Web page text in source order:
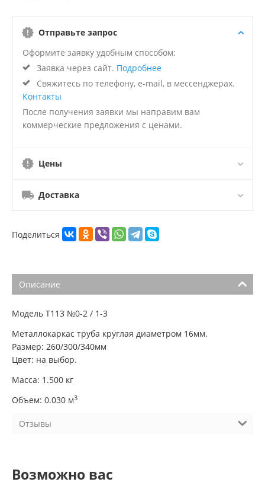
Отправьте запрос
Оформите заявку удобным способом:
Заявка через сайт. Подробнее
Свяжитесь по телефону, e-mail, в мессенджерах.
Контакты
После получения заявки мы направим вам
коммерческие предложения с ценами.
Цены
Доставка
Поделиться
Описание
Модель Т113 №0-2 / 1-3
Металлокаркас труба круглая диаметром 16мм.
Размер: 260/300/340мм
Цвет: на выбор.
Масса: 1.500 кг
Объем: 0.030 м3
Отзывы
Возможно вас